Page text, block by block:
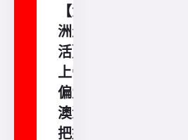
【澳
洲生
活】
上帝
偏爱
澳洲
把好